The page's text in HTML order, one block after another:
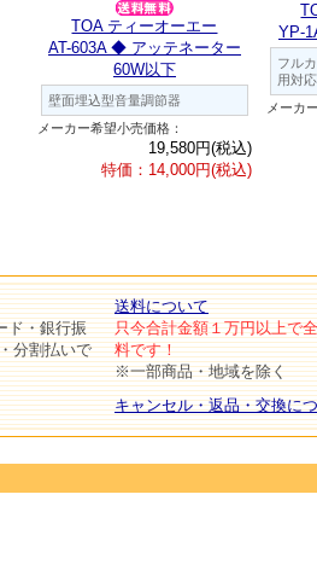
TOA ティーオーエー
AT-603A ◆ アッテネーター
60W以下
壁面埋込型音量調節器
メーカー希望小売価格：
19,580円(税込)
特価：14,000円(税込)
YP-
フル
用対
メーカ
ド・銀行振
分割払いで
送料について
只今合計金額１万円以上で
料です！
※一部商品・地域を除く
キャンセル・返品・交換に